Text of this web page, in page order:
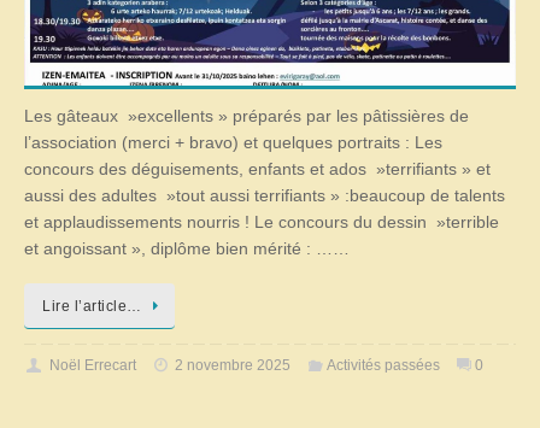
Les gâteaux »excellents » préparés par les pâtissières de
l’association (merci + bravo) et quelques portraits : Les
concours des déguisements, enfants et ados »terrifiants » et
aussi des adultes »tout aussi terrifiants » :beaucoup de talents
et applaudissements nourris ! Le concours du dessin »terrible
et angoissant », diplôme bien mérité : ……
Lire l’article…
Noël Errecart 2 novembre 2025 Activités passées 0